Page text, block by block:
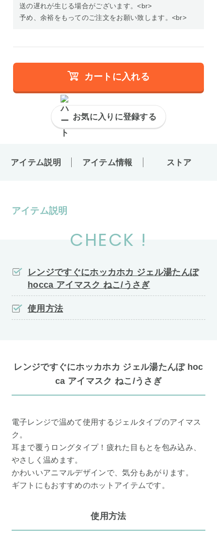
送の遅れが生じる場合がございます。<br>
予め、余裕をもってのご注文をお願い致します。<br>
カートに入れる
お気に入りに登録する
アイテム説明 アイテム情報 ストア
アイテム説明
CHECK !
レンジですぐにホッカホカ ジェル湯たんぽ
hocca アイマスク ねこ/うさぎ
使用方法
レンジですぐにホッカホカ ジェル湯たんぽ hoc
ca アイマスク ねこ/うさぎ
電子レンジで温めて使用するジェルタイプのアイマス
ク。
耳まで覆うロングタイプ！疲れた目もとを包み込み、
やさしく温めます。
かわいいアニマルデザインで、気分もあがります。
ギフトにもおすすめのホットアイテムです。
使用方法